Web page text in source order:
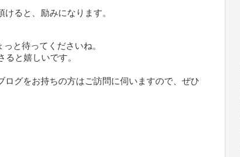
ると、励みになります。
と待ってくださいね。
と嬉しいです。
ログをお持ちの方はご訪問に伺いますので、ぜひ